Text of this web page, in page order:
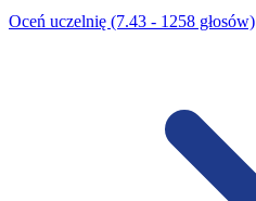
Oceń uczelnię (7.43 - 1258 głosów)